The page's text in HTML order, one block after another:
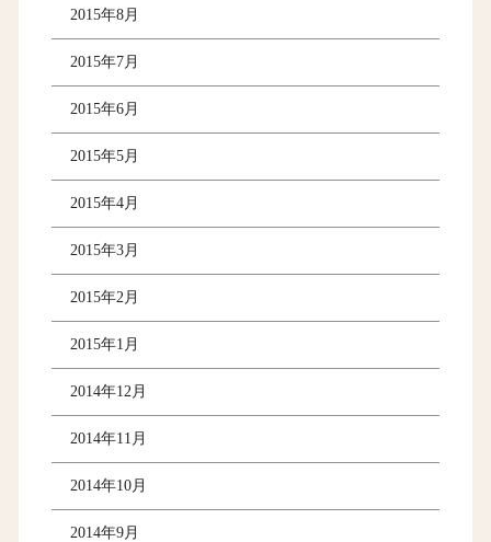
2015年8月
2015年7月
2015年6月
2015年5月
2015年4月
2015年3月
2015年2月
2015年1月
2014年12月
2014年11月
2014年10月
2014年9月